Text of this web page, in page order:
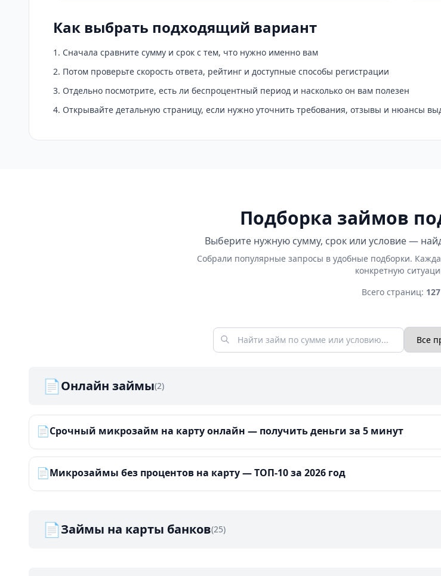
Как выбрать подходящий вариант
Сначала сравните сумму и срок с тем, что нужно именно вам
Потом проверьте скорость ответа, рейтинг и доступные способы регистрации
Отдельно посмотрите, есть ли беспроцентный период и насколько он вам полезен
Открывайте детальную страницу, если нужно уточнить требования, отзывы и нюансы
Подборка займов
Выберите нужную сумму, срок или условие —
Собрали популярные запросы в удобные подборки.
конкретную
Всего страниц: 127
📄Онлайн займы(2)
📄Срочный микрозайм на карту онлайн — получить деньги за 5 минут
📄Микрозаймы без процентов на карту — ТОП-10 за 2026 год
📄Займы на карты банков(25)